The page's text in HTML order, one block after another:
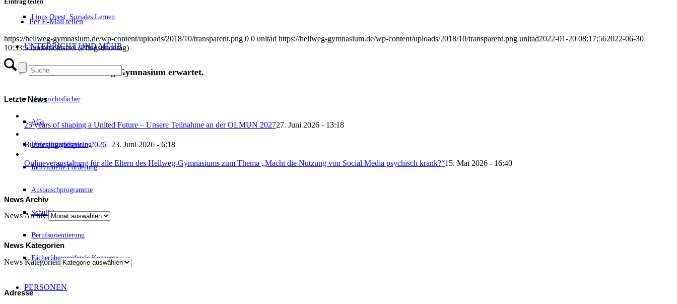
Lions Quest: Soziales Lernen
UNTERRICHT UND MEHR
Was dich am Hellweg-Gymnasium erwartet.
Unterrichtsfächer
AGs
Übermittagbetreuung
Individuelle Förderung
Austauschprogramme
Schulfahrten
Berufsorientierung
Fächerübergreifende Konzepte
PERSONEN
Per E-Mail teilen
https://hellweg-gymnasium.de/wp-content/uploads/2018/10/transparent.png 0 0 unitad https://hellweg-gymnasium.de/wp-content/uploads/2018/10/transparent.png unitad2022-01-20 08:17:562022-06-30
10:33:55unterrichtsfrei (Pfingstmontag)
Letzte News
25 years of shaping a United Future – Unsere Teilnahme an der OLMUN 202727. Juni 2026 - 13:18
Bundesjugendspiele 2026 23. Juni 2026 - 6:18
Onlineveranstaltung für alle Eltern des Hellweg-Gymnasiums zum Thema „Macht die Nutzung von Social Media psychisch krank?“15. Mai 2026 - 16:40
News Archiv
News Archiv
News Kategorien
News Kategorien
Adresse